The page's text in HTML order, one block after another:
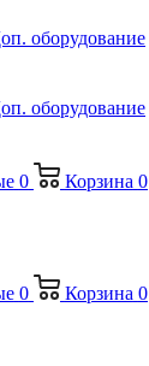
оборудование
оборудование
0 Корзина 0
0 Корзина 0